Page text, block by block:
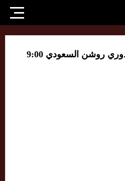
روشن السعودي 9:00